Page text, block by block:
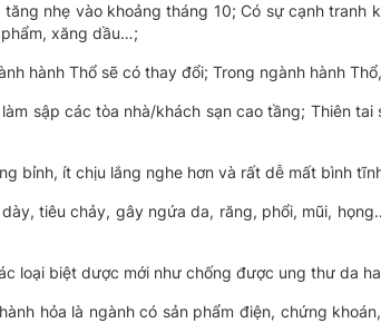
nhẹ vào khoảng tháng 10; Có sự cạnh tranh
xăng dầu…;
hành Thổ sẽ có thay đổi; Trong ngành hành
sập các tòa nhà/khách sạn cao tầng; Thiên
bỉnh, ít chịu lắng nghe hơn và rất dễ mất bình
tiêu chảy, gây ngứa da, răng, phổi, mũi,
loại biệt dược mới như chống được ung thư da
hỏa là ngành có sản phẩm điện, chứng